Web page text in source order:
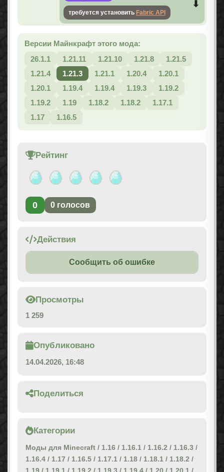
требуется установить Fabric API
Версии Майнкрафт этого мода:
26.1.1
1.21.11 1.21.10 1.21.8
1.21.5
1.21.4
1.21.3 1.21.1 1.20.4
1.20.1
1.20.1
1.19.4 1.19.4 1.19.3
1.19.2
1.19.2
1.19 1.18.2 1.18.2
1.17.1
1.17
1.16.5
Рейтинг
0 0 голосов
Действия
Сообщить об ошибке
Просмотры
1 259
Опубликовано
14.04.2026, 16:48
Поделиться
Категории
Моды для Minecraft / 1.16 / 1.16.1 / 1.16.2 / 1.16.3 /
1.16.4 / 1.17 / 1.16.5 / 1.17.1 / 1.18 / 1.18.1 / 1.18.2 /